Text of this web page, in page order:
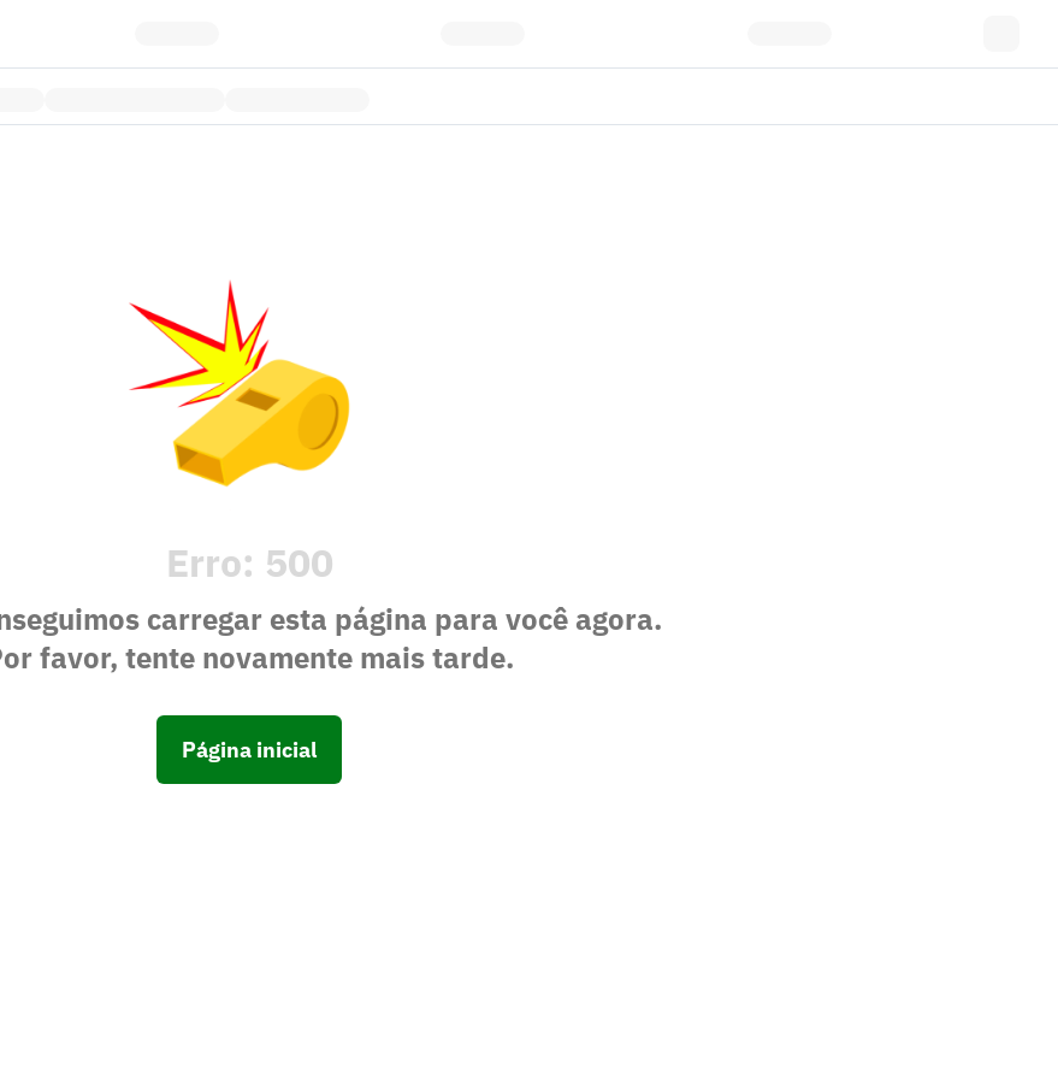
Erro: 500
carregar esta página para você agora.
favor, tente novamente mais tarde.
Página inicial